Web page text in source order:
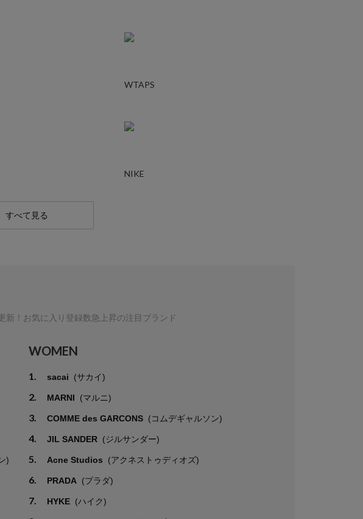
WTAPS
NIKE
すべて見る
新！お気に入り登録数急上昇の注目ブランド
)
WOMEN
1. sacai (サカイ)
2. MARNI (マルニ)
3. COMME des GARCONS (コムデギャルソン)
4. JIL SANDER (ジルサンダー)
5. Acne Studios (アクネストゥディオズ)
6. PRADA (プラダ)
7. HYKE (ハイク)